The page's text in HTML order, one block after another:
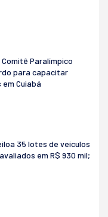
Paralímpico
para capacitar
Cuiabá
35 lotes de veículos
em R$ 930 mil;